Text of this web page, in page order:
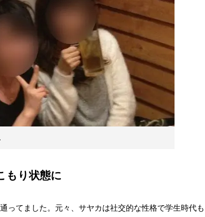
もり状態に
ってました。元々、サヤカは社交的な性格で学生時代も